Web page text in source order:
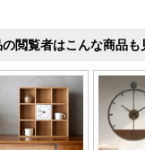
の閲覧者はこんな商品も